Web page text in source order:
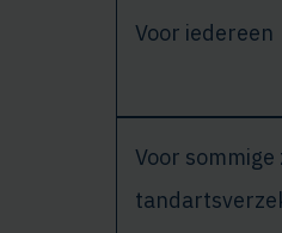
Voor iedereen
Voor